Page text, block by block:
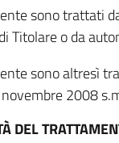
sono trattati
Titolare o da
sono altresì
2008
DEL